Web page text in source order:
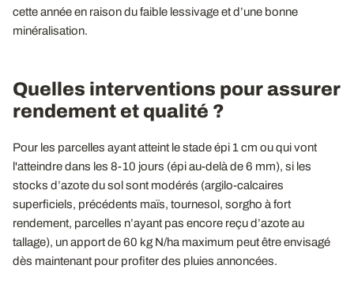
cette année en raison du faible lessivage et d’une bonne
minéralisation.
Quelles interventions pour assurer
rendement et qualité ?
Pour les parcelles ayant atteint le stade épi 1 cm ou qui vont
l'atteindre dans les 8-10 jours (épi au-delà de 6 mm), si les
stocks d’azote du sol sont modérés (argilo-calcaires
superficiels, précédents maïs, tournesol, sorgho à fort
rendement, parcelles n’ayant pas encore reçu d’azote au
tallage), un apport de 60 kg N/ha maximum peut être envisagé
dès maintenant pour profiter des pluies annoncées.